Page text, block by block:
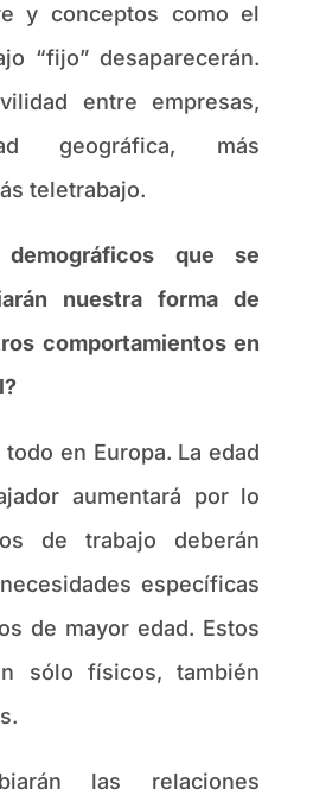
y conceptos como el
“fijo” desaparecerán.
entre empresas,
geográfica, más
teletrabajo.
que se
nuestra forma de
comportamientos en
en Europa. La edad
aumentará por lo
de trabajo deberán
específicas
de mayor edad. Estos
sólo físicos, también
las relaciones